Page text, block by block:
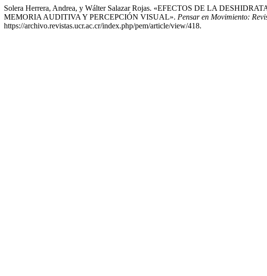
Solera Herrera, Andrea, y Wálter Salazar Rojas. «EFECTOS DE LA
MEMORIA AUDITIVA Y PERCEPCIÓN VISUAL». Pensar en Movimiento:
https://archivo.revistas.ucr.ac.cr/index.php/pem/article/view/418.